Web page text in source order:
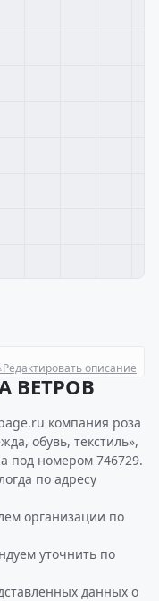
Редактировать описание
ВЕТРОВ
компания роза
обувь, текстиль»,
под номером 746729.
по адресу
организации по
уточнить по
данных о